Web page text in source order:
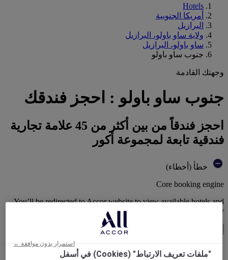
Hotels
أمريكا الجنوبية
البرازيل
ولاية ساو باولو، البرازيل
ساو باولو، البرازيل
جنوب ساو باولو
وجهتك القادمة
جنوب ساو باولو : احجز فندقك
احجز فندقاً من بين أكثر من 45 علامة تجارية
فندقية تابعة لمجموعة أكور
خطأ (أخطاء)
Core booking engine
You’ll be redirected to Accor website to view available hotels and
book your stay
خطأ (أخطاء)
"ملفات تعريف الارتباط" (Cookies) في أسفل
استمرار بدون موافقة ←